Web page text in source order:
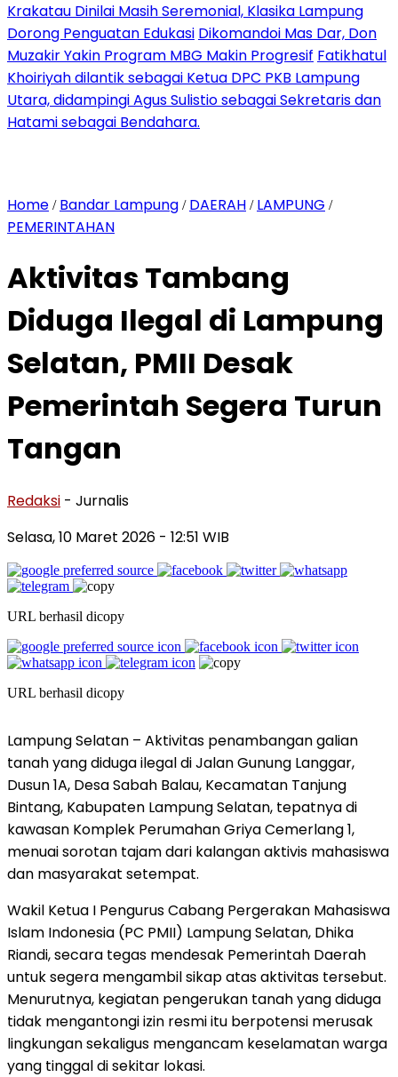
Krakatau Dinilai Masih Seremonial, Klasika Lampung
Dorong Penguatan Edukasi Dikomandoi Mas Dar, Don
Muzakir Yakin Program MBG Makin Progresif Fatikhatul
Khoiriyah dilantik sebagai Ketua DPC PKB Lampung
Utara, didampingi Agus Sulistio sebagai Sekretaris dan
Hatami sebagai Bendahara.
Home / Bandar Lampung / DAERAH / LAMPUNG /
PEMERINTAHAN
Aktivitas Tambang
Diduga Ilegal di Lampung
Selatan, PMII Desak
Pemerintah Segera Turun
Tangan
Redaksi - Jurnalis
Selasa, 10 Maret 2026 - 12:51 WIB
URL berhasil dicopy
URL berhasil dicopy
Lampung Selatan – Aktivitas penambangan galian
tanah yang diduga ilegal di Jalan Gunung Langgar,
Dusun 1A, Desa Sabah Balau, Kecamatan Tanjung
Bintang, Kabupaten Lampung Selatan, tepatnya di
kawasan Komplek Perumahan Griya Cemerlang 1,
menuai sorotan tajam dari kalangan aktivis mahasiswa
dan masyarakat setempat.
Wakil Ketua I Pengurus Cabang Pergerakan Mahasiswa
Islam Indonesia (PC PMII) Lampung Selatan, Dhika
Riandi, secara tegas mendesak Pemerintah Daerah
untuk segera mengambil sikap atas aktivitas tersebut.
Menurutnya, kegiatan pengerukan tanah yang diduga
tidak mengantongi izin resmi itu berpotensi merusak
lingkungan sekaligus mengancam keselamatan warga
yang tinggal di sekitar lokasi.